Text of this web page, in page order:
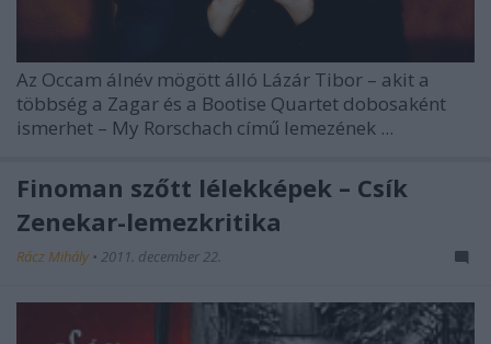
Az Occam álnév mögött álló Lázár Tibor – akit a
többség a Zagar és a Bootise Quartet dobosaként
ismerhet – My Rorschach című lemezének ...
Finoman szőtt lélekképek – Csík
Zenekar-lemezkritika
Rácz Mihály • 2011. december 22.